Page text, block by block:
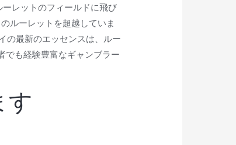
レットのフィールドに飛び
ルーレットを超越していま
の最新のエッセンスは、ルー
でも経験豊富なギャンブラー
す